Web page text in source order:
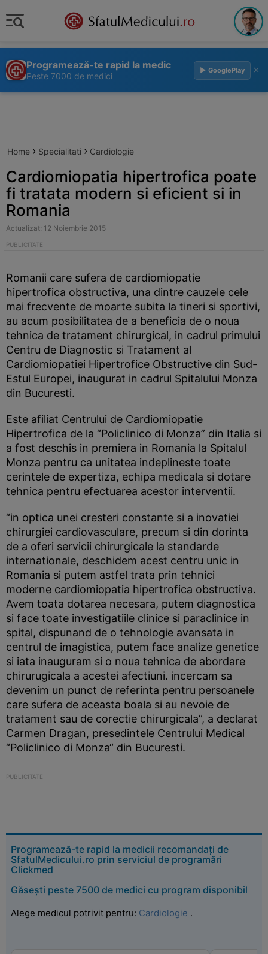
Programează-te rapid la medic
Peste 7000 de medici
▶ GooglePlay ×
Home › Specialitati › Cardiologie
Cardiomiopatia hipertrofica poate
fi tratata modern si eficient si in
Romania
Actualizat: 12 Noiembrie 2015
Romanii care sufera de cardiomiopatie
hipertrofica obstructiva, una dintre cauzele cele
mai frecvente de moarte subita la tineri si sportivi,
au acum posibilitatea de a beneficia de o noua
tehnica de tratament chirurgical, in cadrul primului
Centru de Diagnostic si Tratament al
Cardiomiopatiei Hipertrofice Obstructive din Sud-
Estul Europei, inaugurat in cadrul Spitalului Monza
din Bucuresti.
Este afiliat Centrului de Cardiomiopatie
Hipertrofica de la “Policlinico di Monza” din Italia si
a fost deschis in premiera in Romania la Spitalul
Monza pentru ca unitatea indeplineste toate
cerintele de expertiza, echipa medicala si dotare
tehnica pentru efectuarea acestor interventii.
“in optica unei cresteri constante si a inovatiei
chirurgiei cardiovasculare, precum si din dorinta
de a oferi servicii chirurgicale la standarde
internationale, deschidem acest centru unic in
Romania si putem astfel trata prin tehnici
moderne cardiomiopatia hipertrofica obstructiva.
Avem toata dotarea necesara, putem diagnostica
si face toate investigatiile clinice si paraclinice in
spital, dispunand de o tehnologie avansata in
centrul de imagistica, putem face analize genetice
si iata inauguram si o noua tehnica de abordare
chirurugicala a acestei afectiuni. incercam sa
devenim un punct de referinta pentru persoanele
care sufera de aceasta boala si au nevoie de
tratament sau de corectie chirurgicala”, a declarat
Carmen Dragan, presedintele Centrului Medical
“Policlinico di Monza“ din Bucuresti.
Programează-te rapid la medicii recomandați de
SfatulMedicului.ro prin serviciul de programări
Clickmed
Găsești peste 7500 de medici cu program disponibil
Alege medicul potrivit pentru: Cardiologie .